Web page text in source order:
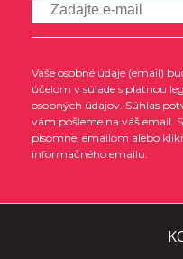
Vaše osobné údaje (email)
účelom v súlade s platnou
osobných údajov. Súhlas
vám pošleme na váš email.
písomne, emailom alebo
informačného emailu.